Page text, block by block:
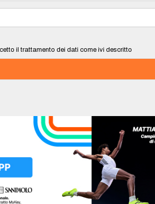
il trattamento dei dati come ivi descritto